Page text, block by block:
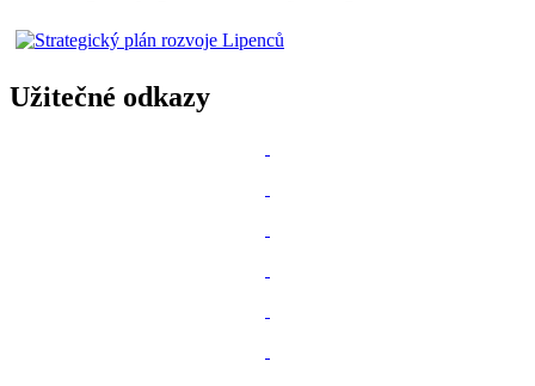
Užitečné odkazy